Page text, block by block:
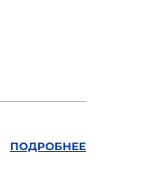
ПОДРОБНЕЕ